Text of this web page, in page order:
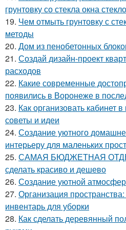
грунтовку со стекла окна
19. Чем отмыть грунтовку с
методы
20. Дом из пенобетонных
21. Создай дизайн-проект
расходов
22. Какие современные
появились в Воронеже в
23. Как организовать кабинет
советы и идеи
24. Создание уютного
интерьеру для маленьких
25. САМАЯ БЮДЖЕТНАЯ
сделать красиво и дешево
26. Создание уютной
27. Организация
инвентарь для уборки
28. Как сделать деревянный